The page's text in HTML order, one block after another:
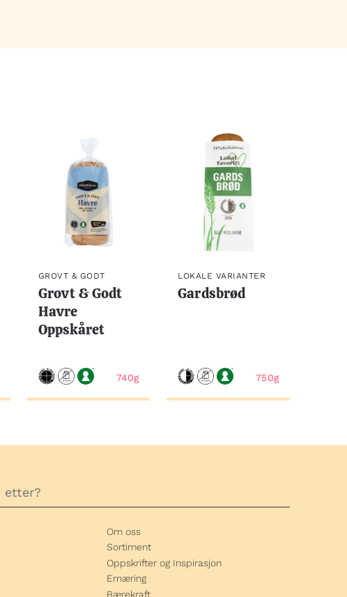
GROVT & GODT
Grovt & Godt
Havre
Oppskåret
740g
LOKALE VARIANTER
Gardsbrød
750g
Om oss
Sortiment
Oppskrifter og Inspirasjon
Ernæring
Bærekraft